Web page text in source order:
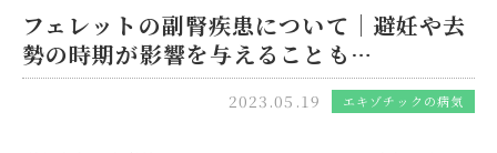
フェレットの副腎疾患について│避妊や去
勢の時期が影響を与えることも…
2023.05.19 エキゾチックの病気